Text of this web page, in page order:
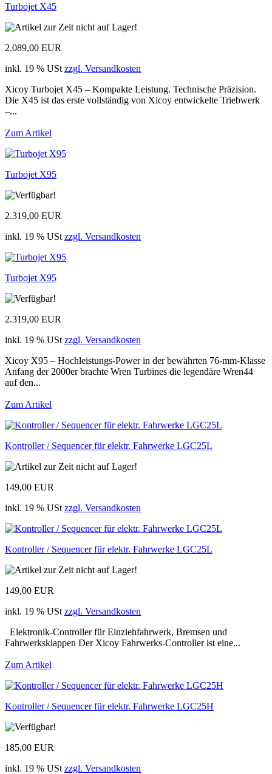
Turbojet X45
2.089,00 EUR
inkl. 19 % USt zzgl. Versandkosten
Xicoy Turbojet X45 – Kompakte Leistung. Technische Präzision.
Die X45 ist das erste vollständig von Xicoy entwickelte Triebwerk
–...
Zum Artikel
Turbojet X95
2.319,00 EUR
inkl. 19 % USt zzgl. Versandkosten
Turbojet X95
2.319,00 EUR
inkl. 19 % USt zzgl. Versandkosten
Xicoy X95 – Hochleistungs-Power in der bewährten 76-mm-Klasse
Anfang der 2000er brachte Wren Turbines die legendäre Wren44
auf den...
Zum Artikel
Kontroller / Sequencer für elektr. Fahrwerke LGC25L
149,00 EUR
inkl. 19 % USt zzgl. Versandkosten
Kontroller / Sequencer für elektr. Fahrwerke LGC25L
149,00 EUR
inkl. 19 % USt zzgl. Versandkosten
Elektronik-Controller für Einziehfahrwerk, Bremsen und
Fahrwerksklappen Der Xicoy Fahrwerks-Controller ist eine...
Zum Artikel
Kontroller / Sequencer für elektr. Fahrwerke LGC25H
185,00 EUR
inkl. 19 % USt zzgl. Versandkosten